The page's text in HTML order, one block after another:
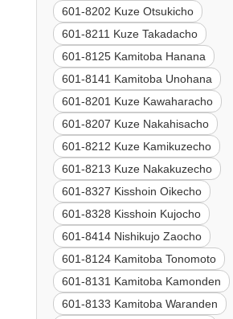
601-8202 Kuze Otsukicho
601-8211 Kuze Takadacho
601-8125 Kamitoba Hanana
601-8141 Kamitoba Unohana
601-8201 Kuze Kawaharacho
601-8207 Kuze Nakahisacho
601-8212 Kuze Kamikuzecho
601-8213 Kuze Nakakuzecho
601-8327 Kisshoin Oikecho
601-8328 Kisshoin Kujocho
601-8414 Nishikujo Zaocho
601-8124 Kamitoba Tonomoto
601-8131 Kamitoba Kamonden
601-8133 Kamitoba Waranden